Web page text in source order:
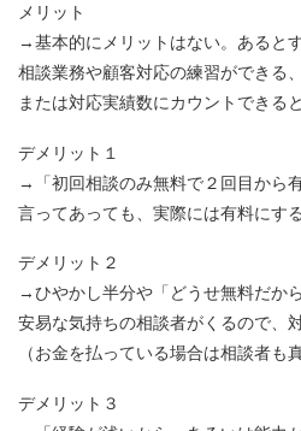
メリット
→基本的にメリットはない。あるとす
相談業務や顧客対応の練習ができる、
または対応実績数にカウントできる
デメリット１
→「初回相談のみ無料で２回目から
言ってあっても、実際には有料にす
デメリット２
→ひやかし半分や「どうせ無料だか
安易な気持ちの相談者がくるので、
（お金を払っている場合は相談者も
デメリット３